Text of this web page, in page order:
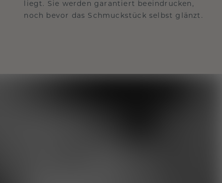
liegt. Sie werden garantiert beeindrucken,
noch bevor das Schmuckstück selbst glänzt.